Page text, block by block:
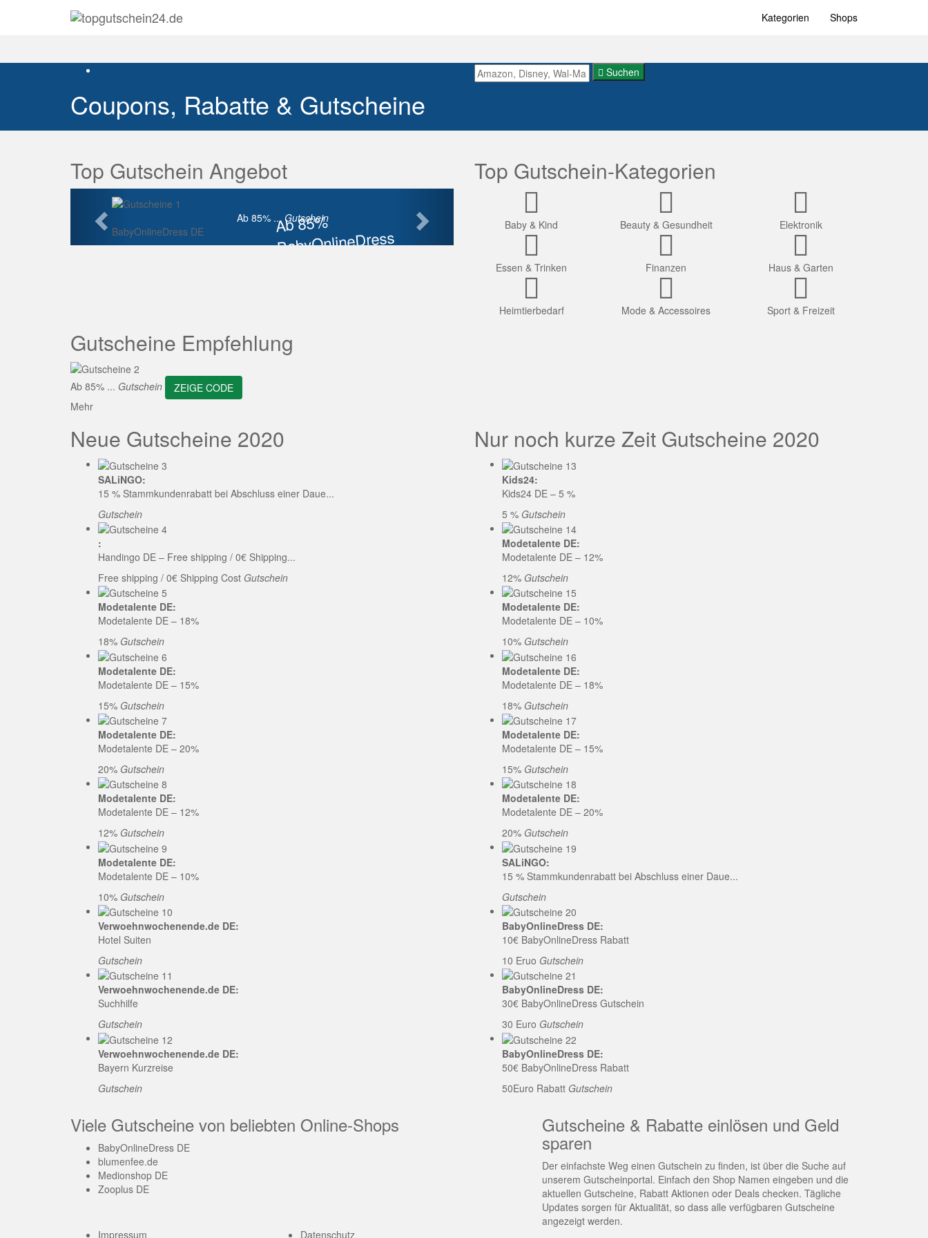
Kategorien Shops
Coupons, Rabatte & Gutscheine
Suchen
Top Gutschein Angebot
Ab 85%
BabyOnlineDress
Ab 85% ... Gutschein
BabyOnlineDress DE
Vorherige
Top Gutschein-Kategorien
Baby & Kind Beauty & Gesundheit Elektronik
Essen & Trinken Finanzen Haus & Garten
Heimtierbedarf Mode & Accessoires Sport & Freizeit
Gutscheine Empfehlung
Ab 85% ... Gutschein
ZEIGE CODE
Mehr
Neue Gutscheine 2020
SALiNGO:
15 % Stammkundenrabatt bei Abschluss einer Daue...
Gutschein
:
Handingo DE – Free shipping / 0€ Shipping...
Free shipping / 0€ Shipping Cost Gutschein
Modetalente DE:
Modetalente DE – 18%
18% Gutschein
Modetalente DE:
Modetalente DE – 15%
15% Gutschein
Modetalente DE:
Modetalente DE – 20%
20% Gutschein
Modetalente DE:
Modetalente DE – 12%
12% Gutschein
Modetalente DE:
Modetalente DE – 10%
10% Gutschein
Verwoehnwochenende.de DE:
Hotel Suiten
Gutschein
Verwoehnwochenende.de DE:
Suchhilfe
Gutschein
Verwoehnwochenende.de DE:
Bayern Kurzreise
Gutschein
Nur noch kurze Zeit Gutscheine 2020
Kids24:
Kids24 DE – 5 %
5 % Gutschein
Modetalente DE:
Modetalente DE – 12%
12% Gutschein
Modetalente DE:
Modetalente DE – 10%
10% Gutschein
Modetalente DE:
Modetalente DE – 18%
18% Gutschein
Modetalente DE:
Modetalente DE – 15%
15% Gutschein
Modetalente DE:
Modetalente DE – 20%
20% Gutschein
SALiNGO:
15 % Stammkundenrabatt bei Abschluss einer Daue...
Gutschein
BabyOnlineDress DE:
10€ BabyOnlineDress Rabatt
10 Eruo Gutschein
BabyOnlineDress DE:
30€ BabyOnlineDress Gutschein
30 Euro Gutschein
BabyOnlineDress DE:
50€ BabyOnlineDress Rabatt
50Euro Rabatt Gutschein
Viele Gutscheine von beliebten Online-Shops
BabyOnlineDress DE
blumenfee.de
Medionshop DE
Zooplus DE
Gutscheine & Rabatte einlösen und Geld
sparen
Der einfachste Weg einen Gutschein zu finden, ist über die Suche auf
unserem Gutscheinportal. Einfach den Shop Namen eingeben und die
aktuellen Gutscheine, Rabatt Aktionen oder Deals checken. Tägliche
Updates sorgen für Aktualität, so dass alle verfügbaren Gutscheine
angezeigt werden.
Impressum
Datenschutz